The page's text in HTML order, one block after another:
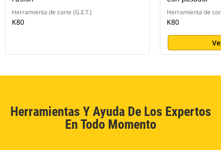
Herramienta de corte (G.E.T.)
K80
Herramienta de
K80
Herramientas Y Ayuda De Los Expertos
En Todo Momento